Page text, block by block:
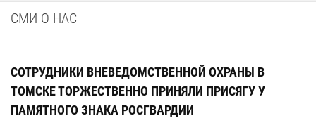
СМИ О НАС
СОТРУДНИКИ ВНЕВЕДОМСТВЕННОЙ ОХРАНЫ В
ТОМСКЕ ТОРЖЕСТВЕННО ПРИНЯЛИ ПРИСЯГУ У
ПАМЯТНОГО ЗНАКА РОСГВАРДИИ